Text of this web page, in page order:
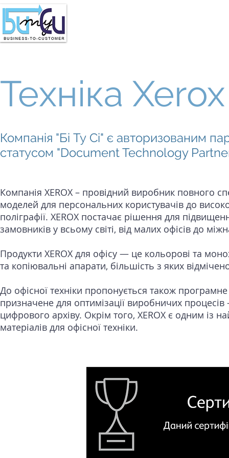
Техніка Xerox
Компанія "Бі Ту Сі" є авторизованим
статусом "Document Technology
Компанія XEROX – провідний виробник повного
моделей для персональних користувачів до
поліграфії. XEROX постачає рішення для
замовників у всьому світі, від малих офісів до
Продукти XEROX для офісу — це кольорові та
та копіювальні апарати, більшість з яких
До офісної техніки пропонується також
призначене для оптимізації виробничих
цифрового архіву. Окрім того, XEROX є одним із
матеріалів для офісної техніки.